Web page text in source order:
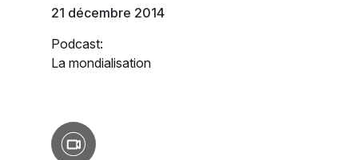
21 décembre 2014
Podcast:
La mondialisation